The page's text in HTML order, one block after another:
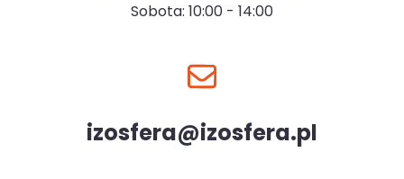
Sobota: 10:00 - 14:00
izosfera@izosfera.pl